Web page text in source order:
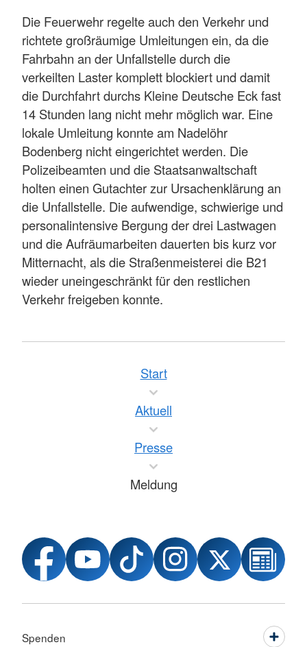
Die Feuerwehr regelte auch den Verkehr und
richtete großräumige Umleitungen ein, da die
Fahrbahn an der Unfallstelle durch die
verkeilten Laster komplett blockiert und damit
die Durchfahrt durchs Kleine Deutsche Eck fast
14 Stunden lang nicht mehr möglich war. Eine
lokale Umleitung konnte am Nadelöhr
Bodenberg nicht eingerichtet werden. Die
Polizeibeamten und die Staatsanwaltschaft
holten einen Gutachter zur Ursachenklärung an
die Unfallstelle. Die aufwendige, schwierige und
personalintensive Bergung der drei Lastwagen
und die Aufräumarbeiten dauerten bis kurz vor
Mitternacht, als die Straßenmeisterei die B21
wieder uneingeschränkt für den restlichen
Verkehr freigeben konnte.
Start
Aktuell
Presse
Meldung
Spenden